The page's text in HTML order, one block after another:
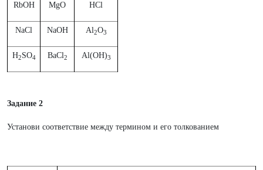
RbOH MgO HCl
NaCl NaOH Al2O3
H2SO4 BaCl2 Al(OH)3
Задание 2
Установи соответствие между термином и его толкованием